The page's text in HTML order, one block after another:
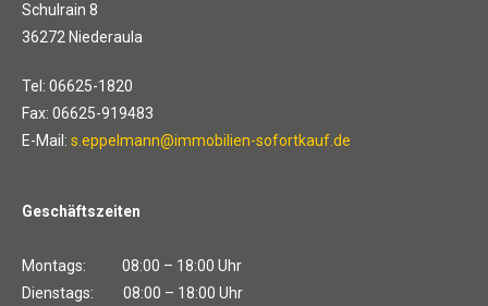
Schulrain 8
36272 Niederaula
Tel: 06625-1820
Fax: 06625-919483
E-Mail: s.eppelmann@immobilien-sofortkauf.de
Geschäftszeiten
Montags: 08:00 – 18:00 Uhr
Dienstags: 08:00 – 18:00 Uhr